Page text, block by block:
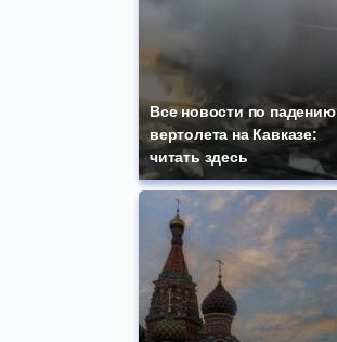
Все новости по падению
вертолета на Кавказе:
читать здесь